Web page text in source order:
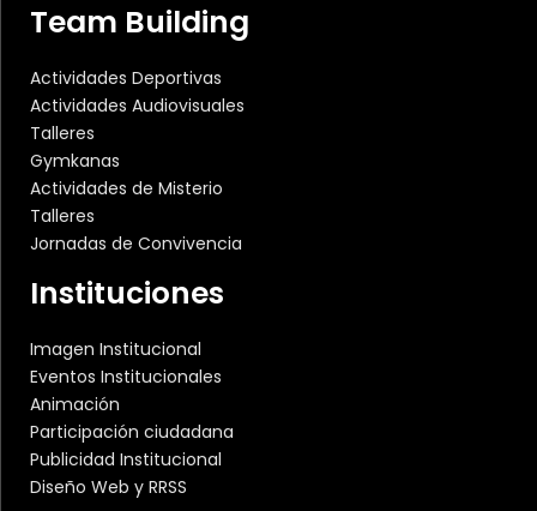
Team Building
Actividades Deportivas
Actividades Audiovisuales
Talleres
Gymkanas
Actividades de Misterio
Talleres
Jornadas de Convivencia
Instituciones
Imagen Institucional
Eventos Institucionales
Animación
Participación ciudadana
Publicidad Institucional
Diseño Web y RRSS